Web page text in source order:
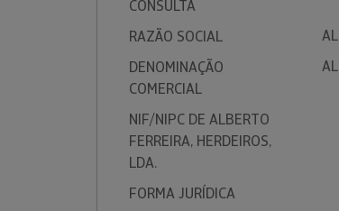
CONSULTA
RAZÃO SOCIAL
DENOMINAÇÃO
COMERCIAL
NIF/NIPC DE ALBERTO
FERREIRA, HERDEIROS,
LDA.
FORMA JURÍDICA